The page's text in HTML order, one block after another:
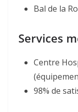
Bal de la
Services
Centre
98% de